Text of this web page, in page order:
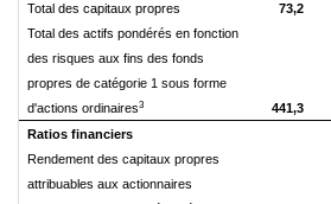
Total des capitaux propres
73,2
Total des actifs pondérés en fonction
des risques aux fins des fonds
propres de catégorie 1 sous forme
d'actions ordinaires3 441,3
Ratios financiers
Rendement des capitaux propres
attribuables aux actionnaires